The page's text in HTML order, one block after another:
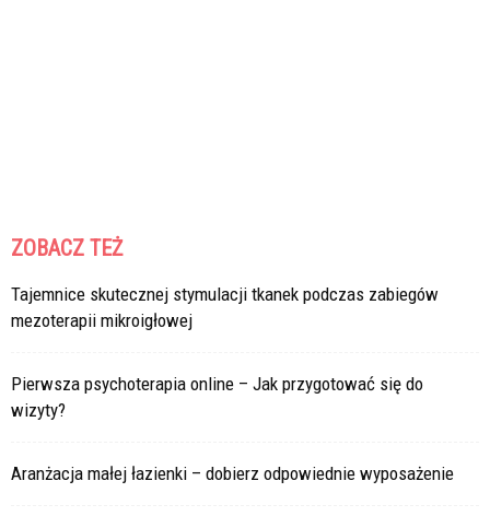
ZOBACZ TEŻ
Tajemnice skutecznej stymulacji tkanek podczas zabiegów
mezoterapii mikroigłowej
Pierwsza psychoterapia online – Jak przygotować się do
wizyty?
Aranżacja małej łazienki – dobierz odpowiednie wyposażenie